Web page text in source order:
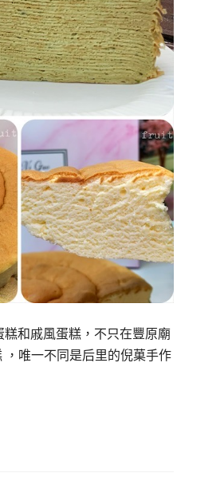
和戚風蛋糕，不只在豐原廟
唯一不同是后里的倪菓手作